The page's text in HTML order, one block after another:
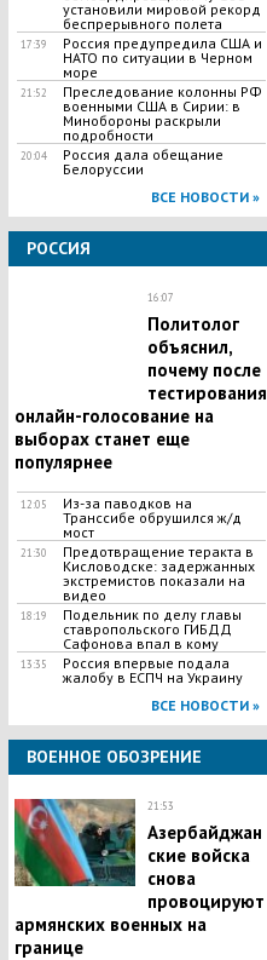
установили мировой рекорд
беспрерывного полета
17:39
Россия предупредила США и
НАТО по ситуации в Черном
море
21:52
Преследование колонны РФ
военными США в Сирии: в
Минобороны раскрыли
подробности
20:04
Россия дала обещание
Белоруссии
ВСЕ НОВОСТИ »
РОССИЯ
16:07
Политолог
объяснил,
почему после
тестирования
онлайн-голосование на
выборах станет еще
популярнее
12:05
Из-за паводков на
Транссибе обрушился ж/д
мост
21:30
Предотвращение теракта в
Кисловодске: задержанных
экстремистов показали на
видео
18:19
Подельник по делу главы
ставропольского ГИБДД
Сафонова впал в кому
13:35
Россия впервые подала
жалобу в ЕСПЧ на Украину
ВСЕ НОВОСТИ »
ВОЕННОЕ ОБОЗРЕНИЕ
21:53
Азербайджан
ские войска
снова
провоцируют
армянских военных на
границе